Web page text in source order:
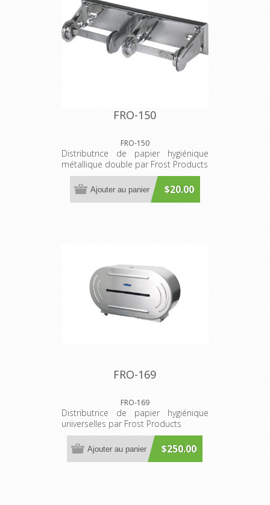
FRO-150
FRO-150
Distributrice de papier hygiénique
métallique double par Frost Products
$20.00
Ajouter au panier
FRO-169
FRO-169
Distributrice de papier hygiénique
universelles par Frost Products
$250.00
Ajouter au panier